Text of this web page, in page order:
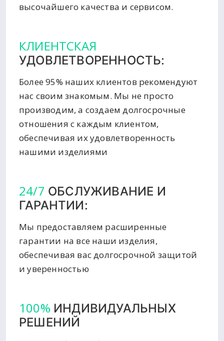
высочайшего качества и сервисом.
КЛИЕНТСКАЯ
УДОВЛЕТВОРЕННОСТЬ:
Более 95% наших клиентов рекомендуют
нас своим знакомым. Мы не просто
производим, а создаем долгосрочные
отношения с каждым клиентом,
обеспечивая их удовлетворенность
нашими изделиями
24/7 ОБСЛУЖИВАНИЕ И
ГАРАНТИИ:
Мы предоставляем расширенные
гарантии на все наши изделия,
обеспечивая вас долгосрочной защитой
и уверенностью
100% ИНДИВИДУАЛЬНЫХ
РЕШЕНИЙ